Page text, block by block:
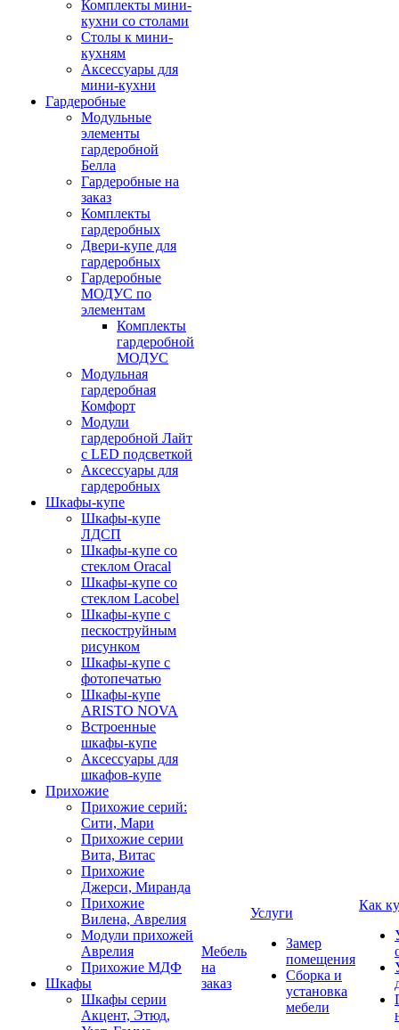
Комплекты мини-
кухни со столами
Столы к мини-
кухням
Аксессуары для
мини-кухни
Гардеробные
Модульные
элементы
гардеробной
Белла
Гардеробные на
заказ
Комплекты
гардеробных
Двери-купе для
гардеробных
Гардеробные
МОДУС по
элементам
Комплекты
гардеробной
МОДУС
Модульная
гардеробная
Комфорт
Модули
гардеробной Лайт
с LED подсветкой
Аксессуары для
гардеробных
Шкафы-купе
Шкафы-купе
ЛДСП
Шкафы-купе со
стеклом Oracal
Шкафы-купе со
стеклом Lacobel
Шкафы-купе с
пескоструйным
рисунком
Шкафы-купе с
фотопечатью
Шкафы-купе
ARISTO NOVA
Встроенные
шкафы-купе
Аксессуары для
шкафов-купе
Прихожие
Прихожие серий:
Сити, Мари
Прихожие серии
Вита, Витас
Прихожие
Джерси, Миранда
Прихожие
Вилена, Аврелия
Модули прихожей
Аврелия
Прихожие МДФ
Шкафы
Шкафы серии
Акцент, Этюд,
Мебель
на
заказ
Услуги
Замер
помещения
Сборка и
установка
мебели
Как